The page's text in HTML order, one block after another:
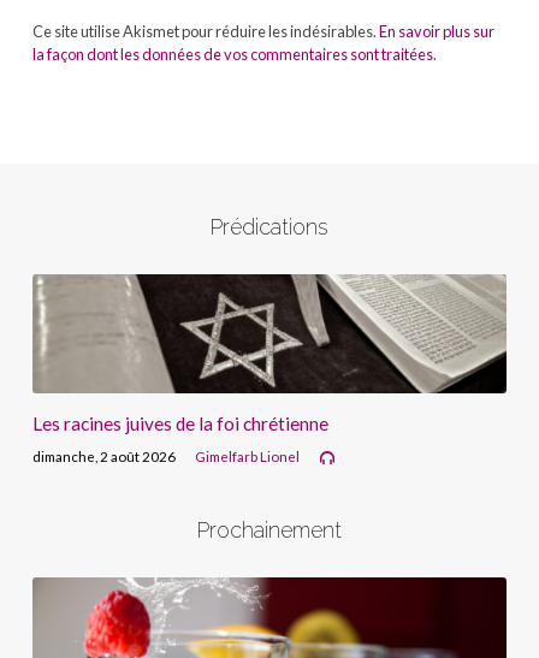
Ce site utilise Akismet pour réduire les indésirables.En savoir plus sur
la façon dont les données de vos commentaires sont traitées.
Prédications
Les racines juives de la foi chrétienne
dimanche, 2 août 2026 Gimelfarb Lionel
Prochainement